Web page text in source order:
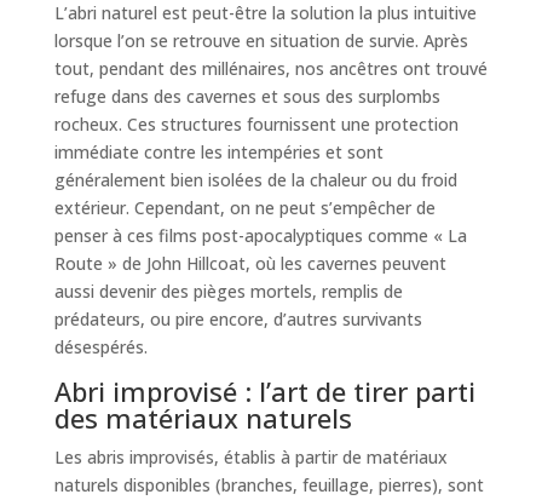
L’abri naturel est peut-être la solution la plus intuitive
lorsque l’on se retrouve en situation de survie. Après
tout, pendant des millénaires, nos ancêtres ont trouvé
refuge dans des cavernes et sous des surplombs
rocheux. Ces structures fournissent une protection
immédiate contre les intempéries et sont
généralement bien isolées de la chaleur ou du froid
extérieur. Cependant, on ne peut s’empêcher de
penser à ces films post-apocalyptiques comme « La
Route » de John Hillcoat, où les cavernes peuvent
aussi devenir des pièges mortels, remplis de
prédateurs, ou pire encore, d’autres survivants
désespérés.
Abri improvisé : l’art de tirer parti
des matériaux naturels
Les abris improvisés, établis à partir de matériaux
naturels disponibles (branches, feuillage, pierres), sont